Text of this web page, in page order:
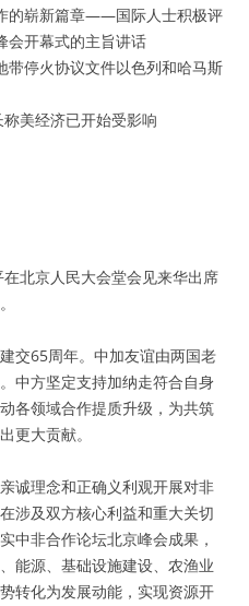
的崭新篇章——国际人士积极评
会开幕式的主旨讲话
带停火协议文件以色列和哈马斯
称美经济已开始受影响
北京人民大会堂会见来华出席
交65周年。中加友谊由两国老
中方坚定支持加纳走符合自身
各领域合作提质升级，为共筑
更大贡献。
诚理念和正确义利观开展对非
涉及双方核心利益和重大关切
中非合作论坛北京峰会成果，
能源、基础设施建设、农渔业
转化为发展动能，实现资源开